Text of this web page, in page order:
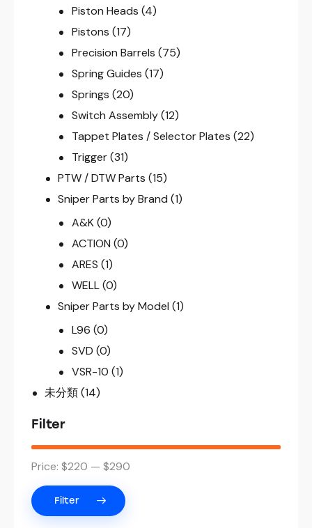
Piston Heads (4)
Pistons (17)
Precision Barrels (75)
Spring Guides (17)
Springs (20)
Switch Assembly (12)
Tappet Plates / Selector Plates (22)
Trigger (31)
PTW / DTW Parts (15)
Sniper Parts by Brand (1)
A&K (0)
ACTION (0)
ARES (1)
WELL (0)
Sniper Parts by Model (1)
L96 (0)
SVD (0)
VSR-10 (1)
未分類(14)
Filter
Filter
Price: $220 — $290